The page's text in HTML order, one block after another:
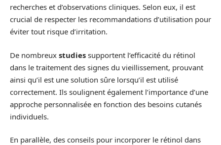
recherches et d’observations cliniques. Selon eux, il est
crucial de respecter les recommandations d’utilisation pour
éviter tout risque d’irritation.
De nombreux studies supportent l’efficacité du rétinol
dans le traitement des signes du vieillissement, prouvant
ainsi qu’il est une solution sûre lorsqu’il est utilisé
correctement. Ils soulignent également l’importance d’une
approche personnalisée en fonction des besoins cutanés
individuels.
En parallèle, des conseils pour incorporer le rétinol dans